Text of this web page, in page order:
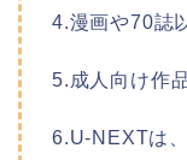
4.漫画や70誌
5.成人向け作
6.U-NEXTは